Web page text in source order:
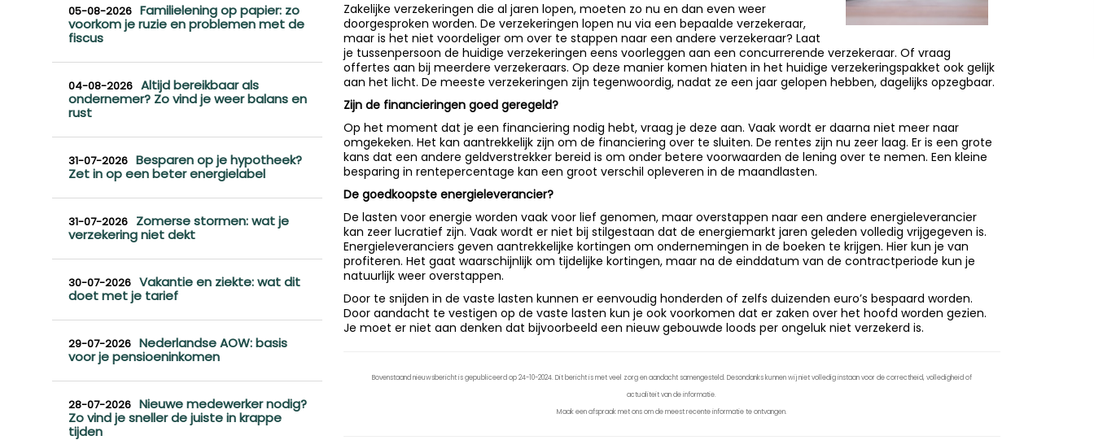
05-08-2026 Familielening op papier: zo
voorkom je ruzie en problemen met de
fiscus
04-08-2026 Altijd bereikbaar als
ondernemer? Zo vind je weer balans en
rust
31-07-2026 Besparen op je hypotheek?
Zet in op een beter energielabel
31-07-2026
Zomerse stormen: wat je
verzekering niet dekt
30-07-2026 Vakantie en ziekte: wat dit
doet met je tarief
29-07-2026 Nederlandse AOW: basis
voor je pensioeninkomen
28-07-2026 Nieuwe medewerker nodig?
Zo vind je sneller de juiste in krappe
tijden
Zakelijke verzekeringen die al jaren lopen, moeten zo nu en dan even weer
doorgesproken worden. De verzekeringen lopen nu via een bepaalde verzekeraar,
maar is het niet voordeliger om over te stappen naar een andere verzekeraar? Laat
je tussenpersoon de huidige verzekeringen eens voorleggen aan een concurrerende verzekeraar. Of vraag
offertes aan bij meerdere verzekeraars. Op deze manier komen hiaten in het huidige verzekeringspakket ook gelijk
aan het licht. De meeste verzekeringen zijn tegenwoordig, nadat ze een jaar gelopen hebben, dagelijks opzegbaar.
Zijn de financieringen goed geregeld?
Op het moment dat je een financiering nodig hebt, vraag je deze aan. Vaak wordt er daarna niet meer naar
omgekeken. Het kan aantrekkelijk zijn om de financiering over te sluiten. De rentes zijn nu zeer laag. Er is een grote
kans dat een andere geldverstrekker bereid is om onder betere voorwaarden de lening over te nemen. Een kleine
besparing in rentepercentage kan een groot verschil opleveren in de maandlasten.
De goedkoopste energieleverancier?
De lasten voor energie worden vaak voor lief genomen, maar overstappen naar een andere energieleverancier
kan zeer lucratief zijn. Vaak wordt er niet bij stilgestaan dat de energiemarkt jaren geleden volledig vrijgegeven is.
Energieleveranciers geven aantrekkelijke kortingen om ondernemingen in de boeken te krijgen. Hier kun je van
profiteren. Het gaat waarschijnlijk om tijdelijke kortingen, maar na de einddatum van de contractperiode kun je
natuurlijk weer overstappen.
Door te snijden in de vaste lasten kunnen er eenvoudig honderden of zelfs duizenden euro’s bespaard worden.
Door aandacht te vestigen op de vaste lasten kun je ook voorkomen dat er zaken over het hoofd worden gezien.
Je moet er niet aan denken dat bijvoorbeeld een nieuw gebouwde loods per ongeluk niet verzekerd is.
Bovenstaand nieuwsbericht is gepubliceerd op 24-10-2024. Dit bericht is met veel zorg en aandacht samengesteld. Desondanks kunnen wij niet volledig instaan voor de correctheid, volledigheid of
actualiteit van de informatie.
Maak een afspraak met ons om de meest recente informatie te ontvangen.